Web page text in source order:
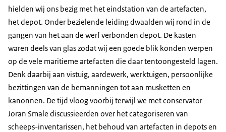
hielden wij ons bezig met het eindstation van de artefacten,
het depot. Onder bezielende leiding dwaalden wij rond in de
gangen van het aan de werf verbonden depot. De kasten
waren deels van glas zodat wij een goede blik konden werpen
op de vele maritieme artefacten die daar tentoongesteld lagen.
Denk daarbij aan vistuig, aardewerk, werktuigen, persoonlijke
bezittingen van de bemanningen tot aan musketten en
kanonnen. De tijd vloog voorbij terwijl we met conservator
Joran Smale discussieerden over het categoriseren van
scheeps-inventarissen, het behoud van artefacten in depots en